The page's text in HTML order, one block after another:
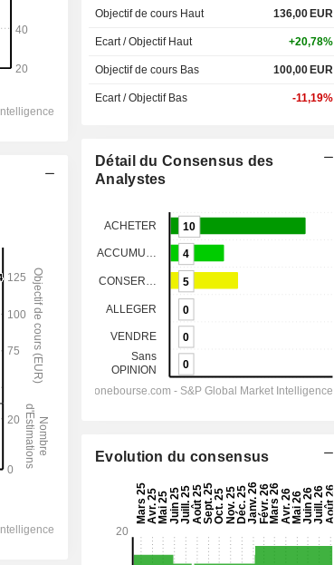
Objectif de cours Haut 136,00 EUR
Ecart / Objectif Haut +20,78%
Objectif de cours Bas 100,00 EUR
Ecart / Objectif Bas -11,19%
Détail du Consensus des
Analystes
Evolution du consensus